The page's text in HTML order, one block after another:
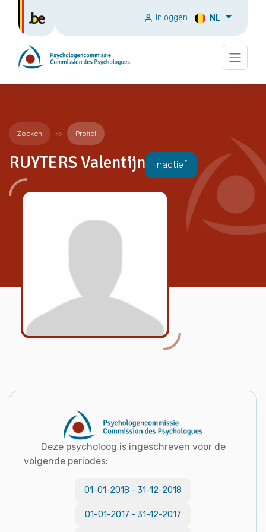
Inloggen NL
Zoeken Profiel
RUYTERS Valentijn Inactief
Deze psycholoog is ingeschreven voor de
volgende periodes:
01-01-2018 - 31-12-2018
01-01-2017 - 31-12-2017